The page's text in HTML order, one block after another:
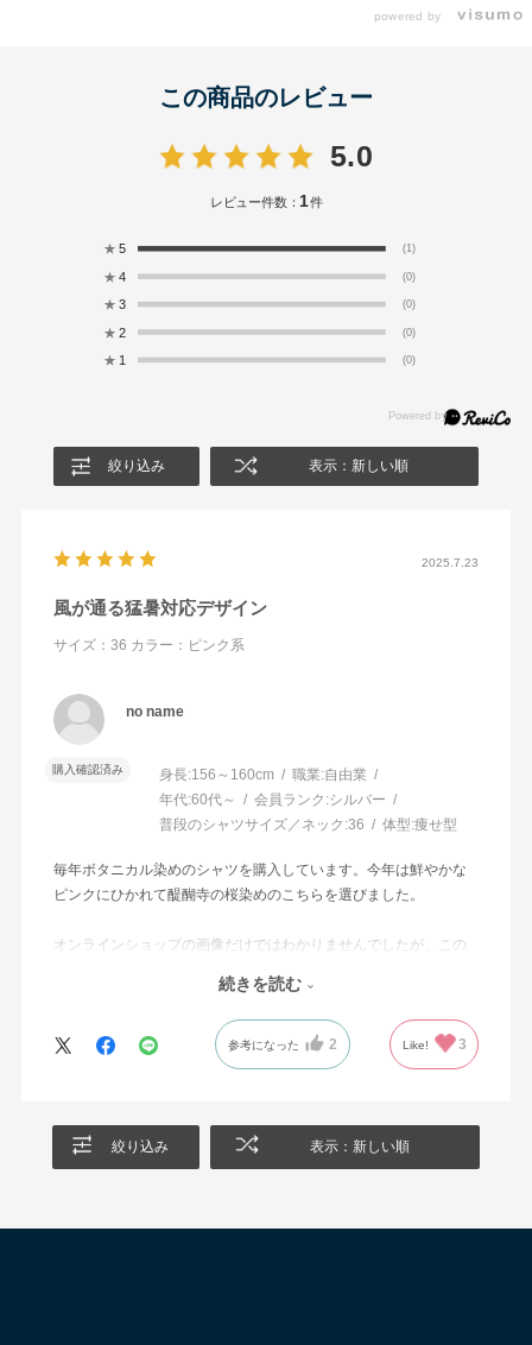
powered by
この商品のレビュー
5.0
レビュー件数：1件
★ 5 (1)
★ 4 (0)
★ 3 (0)
★ 2 (0)
★ 1 (0)
絞り込み 表示：新しい順
2025.7.23
風が通る猛暑対応デザイン
サイズ：36 カラー：ピンク系
no name
購入確認済み 身長:156～160cm 職業:自由業
年代:60代～ 会員ランク:シルバー
普段のシャツサイズ／ネック:36 体型:痩せ型
毎年ボタニカル染めのシャツを購入しています。今年は鮮やかな
ピンクにひかれて醍醐寺の桜染めのこちらを選びました。
オンラインショップの画像だけではわかりませんでしたが、この
みが分かれるところかも知れません。
平置きの画像が掲載されていたら、袖のデザインがわかりやすく
て有り難いです。肩の2本の縫い合わせのラインが利いているのが
し、冷房が利いた所ではロールアップを外して調節できるのも良
いです。
続きを読む
参考になった 2 Like! 3
絞り込み 表示：新しい順